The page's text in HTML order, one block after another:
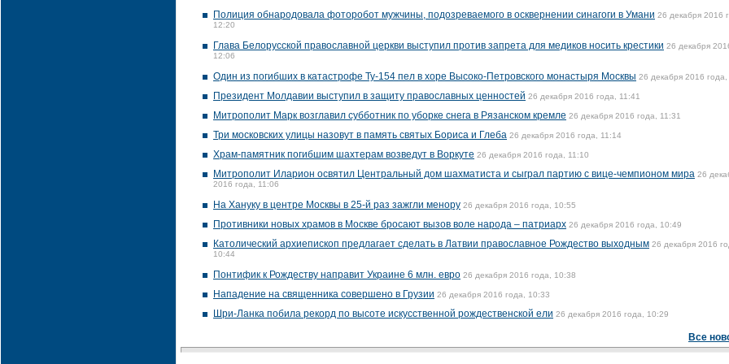
Полиция обнародовала фоторобот мужчины, подозреваемого в осквернении синагоги в Умани 26 декабря 2016
12:20
Глава Белорусской православной церкви выступил против запрета для медиков носить крестики 26 декабря
12:06
Один из погибших в катастрофе Ту-154 пел в хоре Высоко-Петровского монастыря Москвы 26 декабря 2016 года,
Президент Молдавии выступил в защиту православных ценностей 26 декабря 2016 года, 11:41
Митрополит Марк возглавил субботник по уборке снега в Рязанском кремле 26 декабря 2016 года, 11:31
Три московских улицы назовут в память святых Бориса и Глеба 26 декабря 2016 года, 11:14
Храм-памятник погибшим шахтерам возведут в Воркуте 26 декабря 2016 года, 11:10
Митрополит Иларион освятил Центральный дом шахматиста и сыграл партию с вице-чемпионом мира 26
2016 года, 11:06
На Хануку в центре Москвы в 25-й раз зажгли менору 26 декабря 2016 года, 10:55
Противники новых храмов в Москве бросают вызов воле народа – патриарх 26 декабря 2016 года, 10:49
Католический архиепископ предлагает сделать в Латвии православное Рождество выходным 26 декабря 2016
10:44
Понтифик к Рождеству направит Украине 6 млн. евро 26 декабря 2016 года, 10:38
Нападение на священника совершено в Грузии 26 декабря 2016 года, 10:33
Шри-Ланка побила рекорд по высоте искусственной рождественской ели 26 декабря 2016 года, 10:29
Все